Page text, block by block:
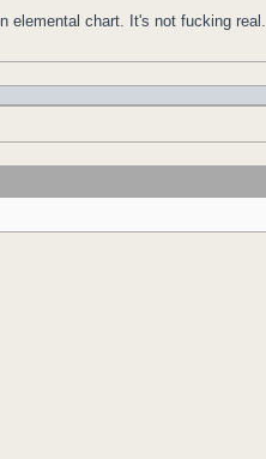
elemental chart. It's not fucking real.